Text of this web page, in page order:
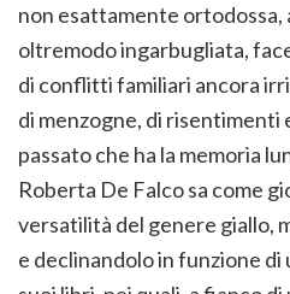
non esattamente ortodossa,
oltremodo ingarbugliata,
di conflitti familiari ancora
di menzogne, di risentimenti
passato che ha la memoria
Roberta De Falco sa come
versatilità del genere giallo,
e declinandolo in funzione di